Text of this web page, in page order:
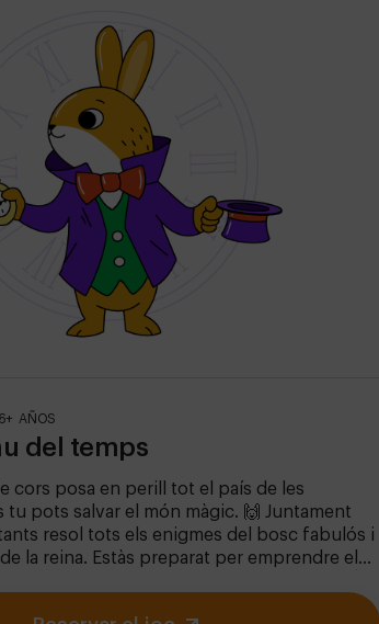
AÑOS
del temps
cors posa en perill tot el país de les
tu pots salvar el món màgic. 🙌 Juntament
resol tots els enigmes del bosc fabulós i
la reina. Estàs preparat per emprendre el
destinat per a nens de 6 a 13 anys!✅